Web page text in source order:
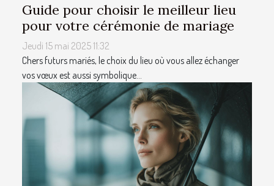
Guide pour choisir le meilleur lieu
pour votre cérémonie de mariage
Jeudi 15 mai 2025 11:32
Chers futurs mariés, le choix du lieu où vous allez échanger
vos vœux est aussi symbolique...